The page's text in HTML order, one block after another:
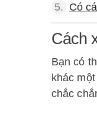
5. Có
Cách
Bạn có
khác
chắc